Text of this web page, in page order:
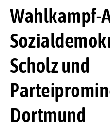
Wahlkampf-
Scholz und
Dortmund